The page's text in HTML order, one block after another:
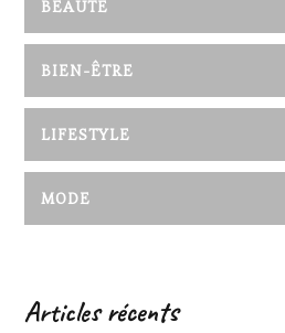
BEAUTÉ
BIEN-ÊTRE
LIFESTYLE
MODE
Articles récents